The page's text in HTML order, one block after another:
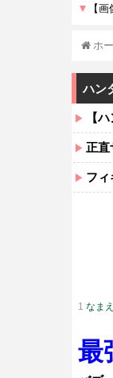
ホ
ハン
【
正直
フ
1 なまえ
最